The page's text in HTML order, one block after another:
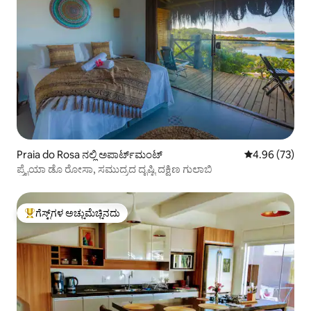
Praia do Rosa ನಲ್ಲಿ ಅಪಾರ್ಟ್‌ಮಂಟ್ 5 ರಲ್ಲಿ 4.96
4.96 (73)
ಪ್ರೈಯಾ ಡೊ ರೋಸಾ, ಸಮುದ್ರದ ದೃಷ್ಟಿ ದಕ್ಷಿಣ ಗುಲಾಬಿ
ಗೆಸ್ಟ್‌ಗಳಿಗೆ ಅತಿ ಹೆಚ್ಚು ಅಚ್ಚುಮೆಚ್ಚಿನದು
ಗೆಸ್ಟ್‌ಗಳ ಅಚ್ಚುಮೆಚ್ಚಿನದು